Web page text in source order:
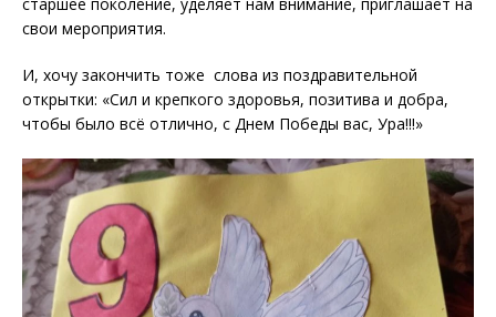
свои мероприятия.
И, хочу закончить тоже слова из поздравительной
открытки: «Сил и крепкого здоровья, позитива и добра,
чтобы было всё отлично, с Днем Победы вас, Ура!!!»